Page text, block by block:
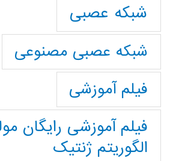
شبکه عصبی
شبکه عصبی مصنوعی
فیلم آموزشی
فیلم آموزشی رایگان
الگوریتم ژنتیک